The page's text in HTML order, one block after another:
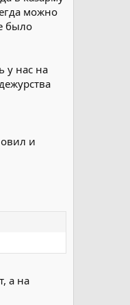
можно
было
у нас на
и
а на